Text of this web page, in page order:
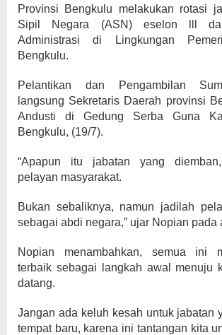
Provinsi Bengkulu melakukan rotasi
Sipil Negara (ASN) eselon lll
Administrasi di Lingkungan
Bengkulu.
Pelantikan dan Pengambilan
langsung Sekretaris Daerah provinsi
Andusti di Gedung Serba Guna
Bengkulu, (19/7).
“Apapun itu jabatan yang
pelayan masyarakat.
Bukan sebaliknya, namun jadilah
sebagai abdi negara,” ujar Nopian pada
Nopian menambahkan, semua ini
terbaik sebagai langkah awal menuju
datang.
Jangan ada keluh kesah untuk jabatan
tempat baru, karena ini tantangan kita